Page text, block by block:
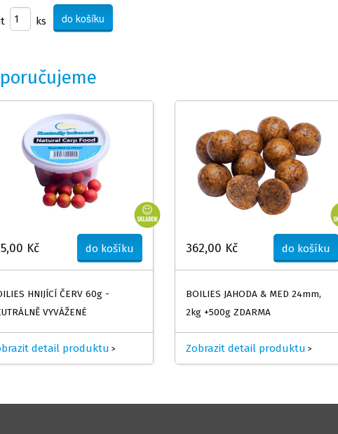
ks
Kč do košíku
HNIJÍCÍ ČERV 60g -
VYVÁŽENÉ
detail produktu >
362,00 Kč do košíku
BOILIES JAHODA & MED 24mm,
2kg +500g ZDARMA
Zobrazit detail produktu >